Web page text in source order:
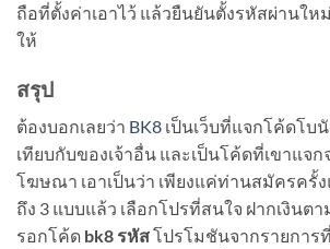
ถือที่ตั้งค่าเอาไว้ แล้วยืนยันตั้งรหัสผ่านให
ให้
สรุป
ต้องบอกเลยว่า BK8 เป็นเว็บที่แจกโค้ดโบ
เทียบกับของเจ้าอื่น และเป็นโค้ดที่เขาแจก
โฆษณา เอาเป็นว่า เพียงแค่ท่านสมัครครั้
ถึง 3 แบบแล้ว เลือกโปรที่สนใจ ฝากเงินต
รอกโค้ด bk8 รหัสโปรโมชันจากรายกา